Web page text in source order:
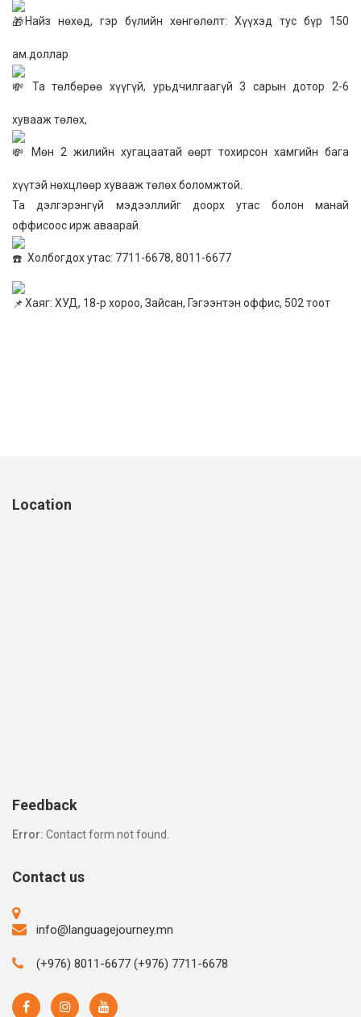
Найз нөхөд, гэр бүлийн хөнгөлөлт: Хүүхэд тус бүр 150
ам.доллар
Та төлбөрөө хүүгүй, урьдчилгаагүй 3 сарын дотор 2-6
хувааж төлөх,
Мөн 2 жилийн хугацаатай өөрт тохирсон хамгийн бага
хүүтэй нөхцлөөр хувааж төлөх боломжтой.
Та дэлгэрэнгүй мэдээллийг доорх утас болон манай
оффисоос ирж аваарай.
Холбогдох утас: 7711-6678, 8011-6677
Хаяг: ХУД, 18-р хороо, Зайсан, Гэгээнтэн оффис, 502 тоот
Location
Feedback
Error: Contact form not found.
Contact us
info@languagejourney.mn
(+976) 8011-6677 (+976) 7711-6678